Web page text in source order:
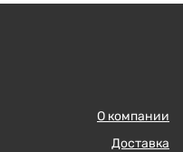
О компании
Доставка